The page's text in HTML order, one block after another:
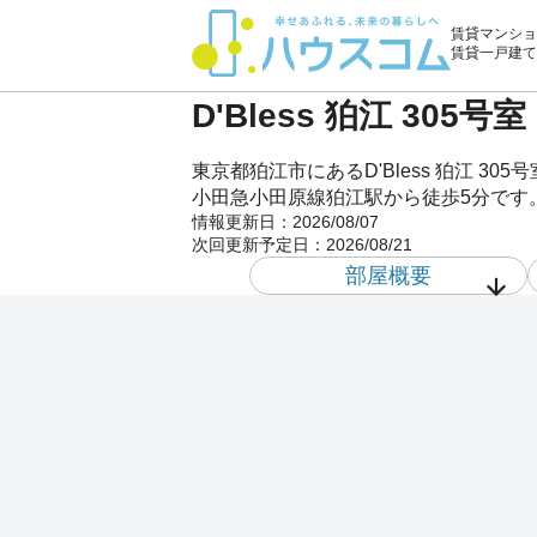
賃貸マンシ
賃貸一戸建
D'Bless 狛江 305号室
東京都狛江市にあるD'Bless 狛江 305
小田急小田原線狛江駅から徒歩5分で
情報更新日： 2026/08/07
次回更新予定日： 2026/08/21
部屋概要